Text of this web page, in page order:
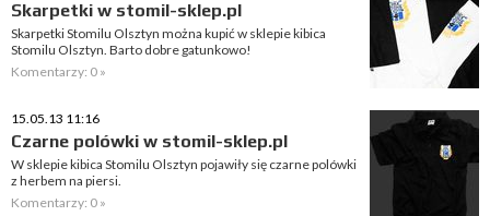
Skarpetki w stomil-sklep.pl
Skarpetki Stomilu Olsztyn można kupić w sklepie kibica
Stomilu Olsztyn. Barto dobre gatunkowo!
Komentarzy: 0 »
15.05.13 11:16
Czarne polówki w stomil-sklep.pl
W sklepie kibica Stomilu Olsztyn pojawiły się czarne polówki
z herbem na piersi.
Komentarzy: 0 »